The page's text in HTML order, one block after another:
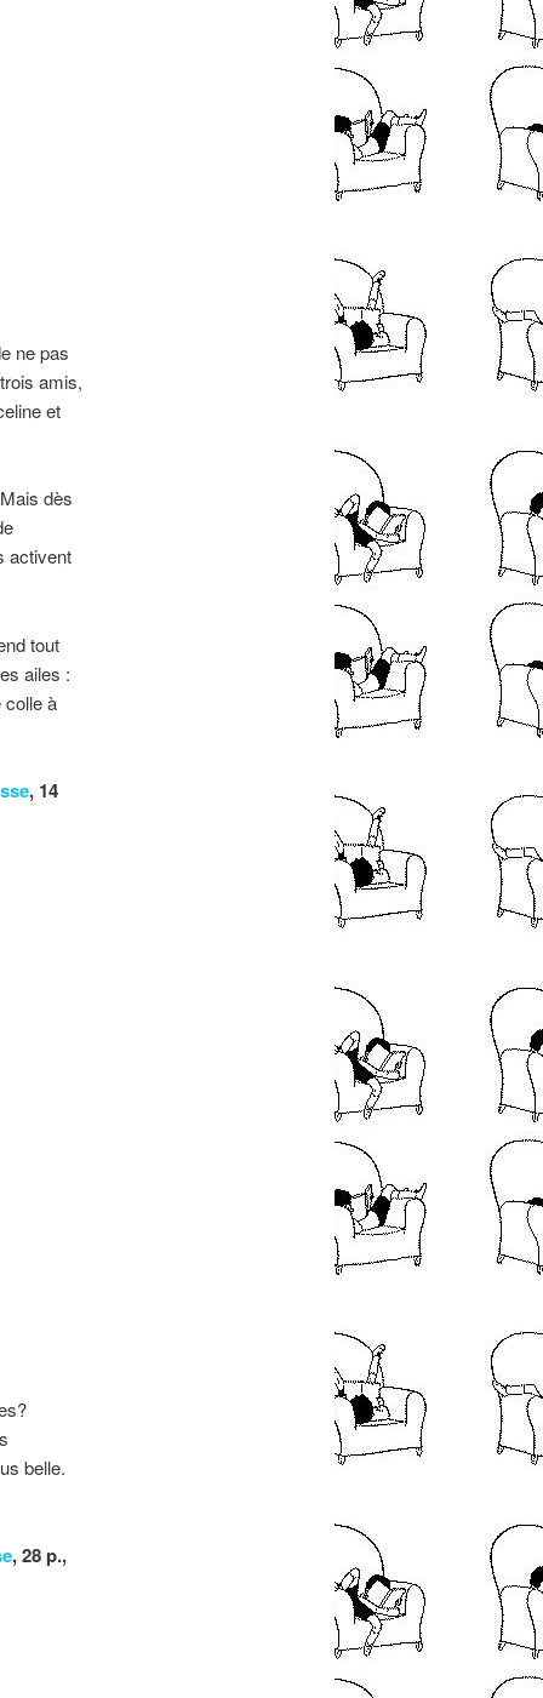
ne pas
amis,
et
dès
activent
tout
ailes :
colle à
, 14
belle.
, 28 p.,